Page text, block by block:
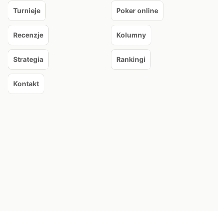
Turnieje Poker online
Recenzje Kolumny
Strategia Rankingi
Kontakt